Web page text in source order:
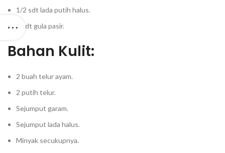
1/2 sdt lada putih halus.
1 sdt gula pasir.
Bahan Kulit:
2 buah telur ayam.
2 putih telur.
Sejumput garam.
Sejumput lada halus.
Minyak secukupnya.